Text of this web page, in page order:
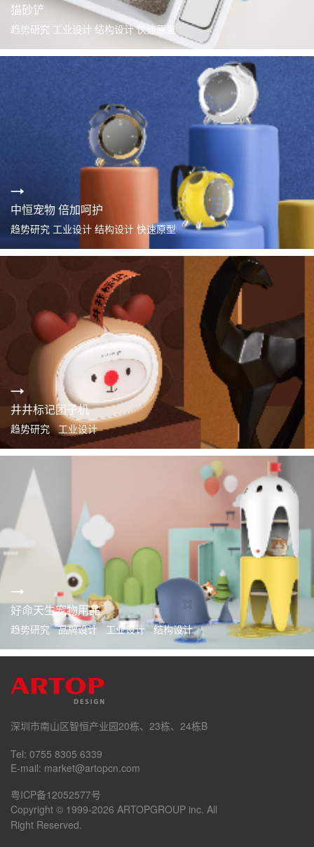
猫砂铲
趋势研究 工业设计 结构设计 快速原型
中恒宠物 倍加呵护
趋势研究 工业设计 结构设计 快速原型
井井标记团子机
趋势研究 工业设计
好命天生宠物用品
趋势研究 品牌设计 工业设计 结构设计
深圳市南山区智恒产业园20栋、23栋、24栋B
Tel: 0755 8305 6339
E-mail: market@artopcn.com
粤ICP备12052577号
Copyright © 1999-2026 ARTOPGROUP inc. All
Right Reserved.